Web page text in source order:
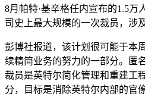
8月帕特·基辛格任内宣布的1.5万
司史上最大规模的一次裁员，涉
彭博社报道，该计划很可能于本
续精简业务的努力的一部分。匿
裁员是英特尔简化管理和重建工
分，目标是消除英特尔内部的官